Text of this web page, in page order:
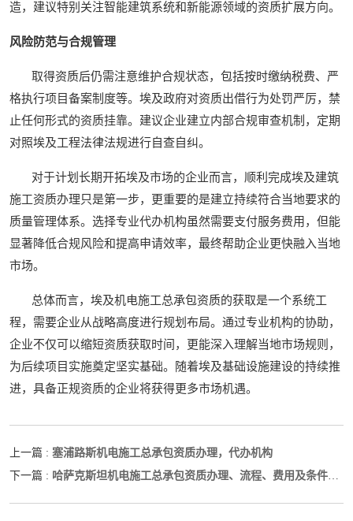
造，建议特别关注智能建筑系统和新能源领域的资质扩展方向。
风险防范与合规管理
取得资质后仍需注意维护合规状态，包括按时缴纳税费、严
格执行项目备案制度等。埃及政府对资质出借行为处罚严厉，禁
止任何形式的资质挂靠。建议企业建立内部合规审查机制，定期
对照埃及工程法律法规进行自查自纠。
对于计划长期开拓埃及市场的企业而言，顺利完成埃及建筑
施工资质办理只是第一步，更重要的是建立持续符合当地要求的
质量管理体系。选择专业代办机构虽然需要支付服务费用，但能
显著降低合规风险和提高申请效率，最终帮助企业更快融入当地
市场。
总体而言，埃及机电施工总承包资质的获取是一个系统工
程，需要企业从战略高度进行规划布局。通过专业机构的协助，
企业不仅可以缩短资质获取时间，更能深入理解当地市场规则，
为后续项目实施奠定坚实基础。随着埃及基础设施建设的持续推
进，具备正规资质的企业将获得更多市场机遇。
上一篇 : 塞浦路斯机电施工总承包资质办理，代办机构
下一篇 : 哈萨克斯坦机电施工总承包资质办理、流程、费用及条件指